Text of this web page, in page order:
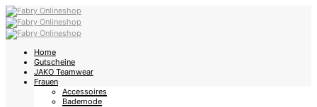
Home
Gutscheine
JAKO Teamwear
Frauen
Accessoires
Bademode